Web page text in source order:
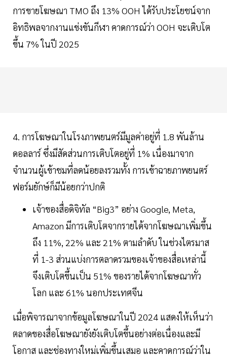
การขายโฆษณา TMO ถึง 13% OOH ได้รับประโยชน์จาก
อิทธิพลจากงานแข่งขันกีฬา คาดการณ์ว่า OOH จะเติบโต
ขึ้น 7% ในปี 2025
4. การโฆษณาในโรงภาพยนตร์มีมูลค่าอยู่ที่ 1.8 พันล้าน
ดอลลาร์ ซึ่งมีสัดส่วนการเติบโตอยู่ที่ 1% เนื่องมาจาก
จำนวนผู้เข้าชมที่ลดน้อยลงรวมทั้ง การเข้าฉายภาพยนตร์
ฟอร์มยักษ์ก็มีน้อยกว่าปกติ
เจ้าของสื่อดิจิทัล “Big3” อย่าง Google, Meta,
Amazon มีการเติบโตจากรายได้จากโฆษณาเพิ่มขึ้น
ถึง 11%, 22% และ 21% ตามลำดับ ในช่วงไตรมาส
ที่ 1-3 ส่วนแบ่งการตลาดรวมของเจ้าของสื่อเหล่านี้
จึงเติบโตขึ้นเป็น 51% ของรายได้จากโฆษณาทั่ว
โลก และ 61% นอกประเทศจีน
เมื่อพิจารณาจากข้อมูลโฆษณาในปี 2024 แสดงให้เห็นว่า
ตลาดของสื่อโฆษณายังยังเติบโตขึ้นอย่างต่อเนื่องและมี
โอกาส และช่องทางใหม่เพิ่มขึ้นเสมอ และคาดการณ์ว่าใน